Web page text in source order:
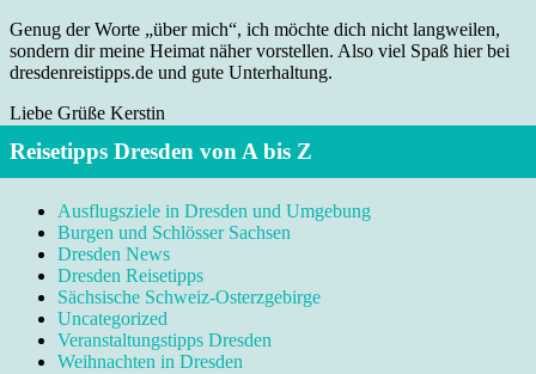
Genug der Worte „über mich“, ich möchte dich nicht langweilen,
sondern dir meine Heimat näher vorstellen. Also viel Spaß hier bei
dresdenreistipps.de und gute Unterhaltung.
Liebe Grüße Kerstin
Reisetipps Dresden von A bis Z
Ausflugsziele in Dresden und Umgebung
Burgen und Schlösser Sachsen
Dresden News
Dresden Reisetipps
Sächsische Schweiz-Osterzgebirge
Uncategorized
Veranstaltungstipps Dresden
Weihnachten in Dresden